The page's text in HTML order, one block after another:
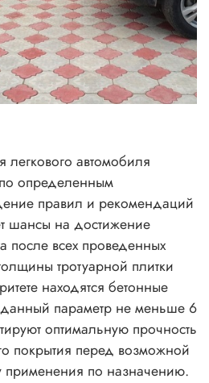
автомобиля
определенным
правил и рекомендаций
шансы на достижение
после всех проведенных
тротуарной плитки
находятся бетонные
параметр не меньше 6
оптимальную прочность
покрытия перед возможной
по назначению.